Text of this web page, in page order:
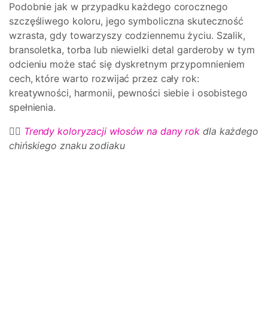
Podobnie jak w przypadku każdego corocznego
szczęśliwego koloru, jego symboliczna skuteczność
wzrasta, gdy towarzyszy codziennemu życiu. Szalik,
bransoletka, torba lub niewielki detal garderoby w tym
odcieniu może stać się dyskretnym przypomnieniem
cech, które warto rozwijać przez cały rok:
kreatywności, harmonii, pewności siebie i osobistego
spełnienia.
💇‍♀️ Trendy koloryzacji włosów na dany rok dla każdego
chińskiego znaku zodiaku